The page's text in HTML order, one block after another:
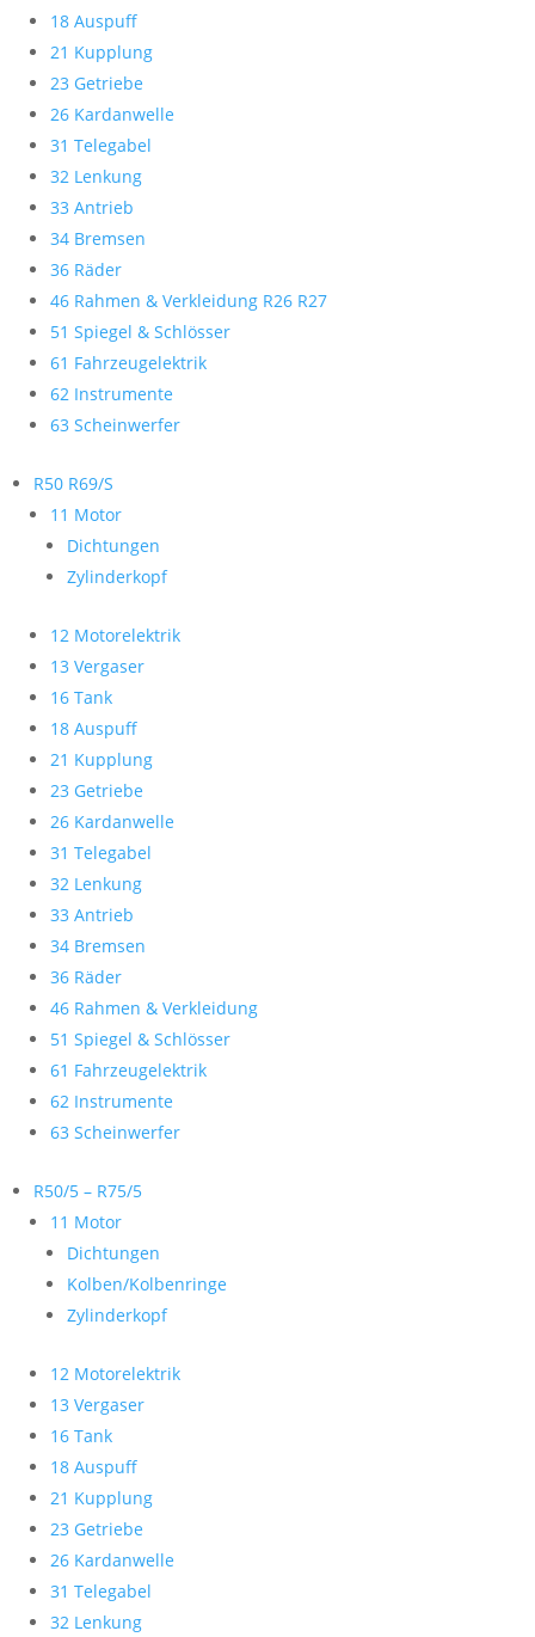
18 Auspuff
21 Kupplung
23 Getriebe
26 Kardanwelle
31 Telegabel
32 Lenkung
33 Antrieb
34 Bremsen
36 Räder
46 Rahmen & Verkleidung R26 R27
51 Spiegel & Schlösser
61 Fahrzeugelektrik
62 Instrumente
63 Scheinwerfer
R50 R69/S
11 Motor
Dichtungen
Zylinderkopf
12 Motorelektrik
13 Vergaser
16 Tank
18 Auspuff
21 Kupplung
23 Getriebe
26 Kardanwelle
31 Telegabel
32 Lenkung
33 Antrieb
34 Bremsen
36 Räder
46 Rahmen & Verkleidung
51 Spiegel & Schlösser
61 Fahrzeugelektrik
62 Instrumente
63 Scheinwerfer
R50/5 – R75/5
11 Motor
Dichtungen
Kolben/Kolbenringe
Zylinderkopf
12 Motorelektrik
13 Vergaser
16 Tank
18 Auspuff
21 Kupplung
23 Getriebe
26 Kardanwelle
31 Telegabel
32 Lenkung